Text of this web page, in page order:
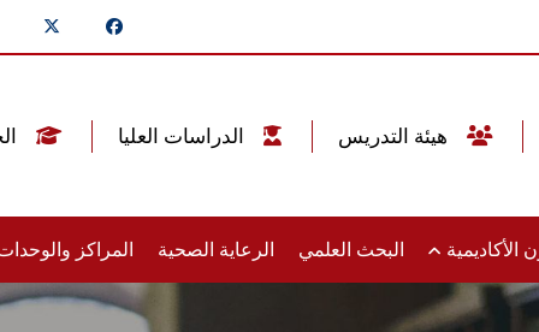
الأكاديمية البحث العلمي الرعاية الصحية المراكز